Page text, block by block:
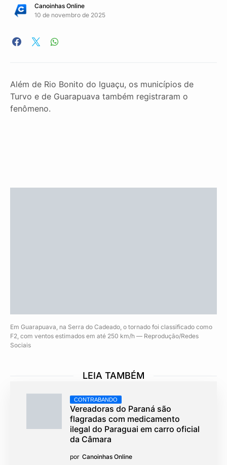
Canoinhas Online
10 de novembro de 2025
Além de Rio Bonito do Iguaçu, os municípios de
Turvo e de Guarapuava também registraram o
fenômeno.
Em Guarapuava, na Serra do Cadeado, o tornado foi classificado como
F2, com ventos estimados em até 250 km/h — Reprodução/Redes
Sociais
LEIA TAMBÉM
CONTRABANDO
Vereadoras do Paraná são
flagradas com medicamento
ilegal do Paraguai em carro oficial
da Câmara
por Canoinhas Online